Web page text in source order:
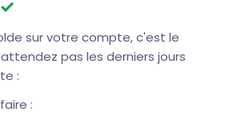
sur votre compte, c'est le
pas les derniers jours
:
: